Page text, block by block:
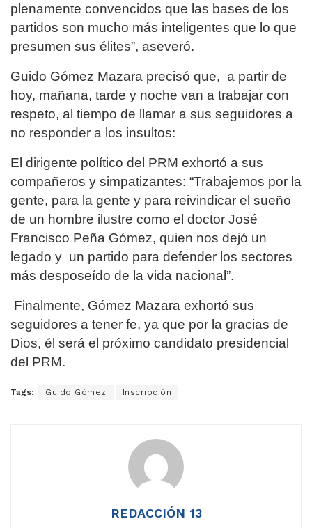
plenamente convencidos que las bases de los
partidos son mucho más inteligentes que lo que
presumen sus élites”, aseveró.
Guido Gómez Mazara precisó que, a partir de
hoy, mañana, tarde y noche van a trabajar con
respeto, al tiempo de llamar a sus seguidores a
no responder a los insultos:
El dirigente político del PRM exhortó a sus
compañeros y simpatizantes: “Trabajemos por la
gente, para la gente y para reivindicar el sueño
de un hombre ilustre como el doctor José
Francisco Peña Gómez, quien nos ​dejó un
legado y un partido para defender los sectores
más desposeído de la vida nacional”.
Finalmente, Gómez Mazara exhortó sus
seguidores a tener fe, ya que por la gracias de
Dios, él será el próximo candidato presidencial
del PRM.
Tags: Guido Gómez Inscripción
REDACCIÓN 13